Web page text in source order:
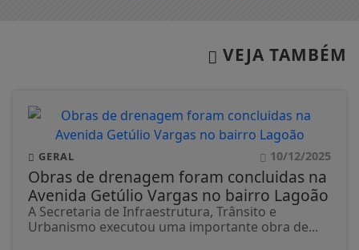
VEJA TAMBÉM
GERAL 10/12/2025
Obras de drenagem foram concluidas na
Avenida Getúlio Vargas no bairro Lagoão
A Secretaria de Infraestrutura, Trânsito e
Urbanismo executou uma importante obra de...